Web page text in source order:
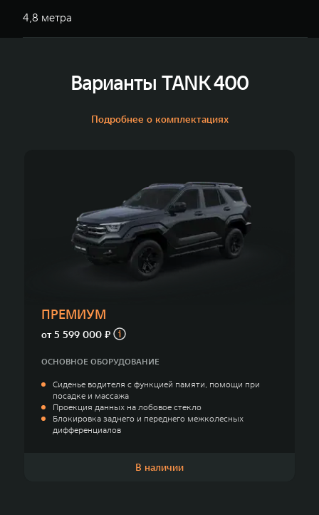
4,8 метра
Варианты TANK 400
Подробнее о комплектациях
ПРЕМИУМ
от5 599 000 ₽
ОСНОВНОЕ ОБОРУДОВАНИЕ
Сиденье водителя с функцией памяти, помощи при
посадке и массажа
Проекция данных на лобовое стекло
Блокировка заднего и переднего межколесных
дифференциалов
В наличии